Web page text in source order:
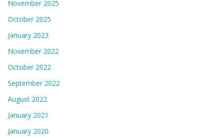
November 2025
October 2025
January 2023
November 2022
October 2022
September 2022
August 2022
January 2021
January 2020